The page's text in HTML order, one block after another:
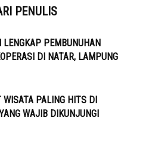
PENULIS
LENGKAP PEMBUNUHAN
DI NATAR, LAMPUNG
WISATA PALING HITS DI
WAJIB DIKUNJUNGI